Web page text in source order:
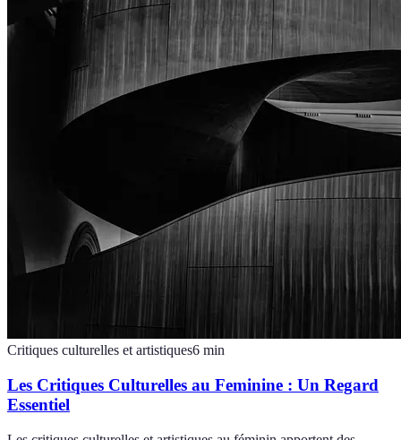
Critiques culturelles et artistiques6 min
Les Critiques Culturelles au Feminine : Un Regard
Essentiel